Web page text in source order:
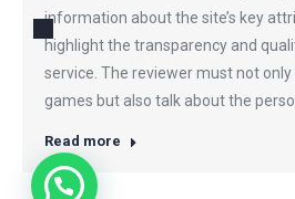
information about the site’s key
highlight the transparency and
service. The reviewer must not
games but also talk about the
Read more